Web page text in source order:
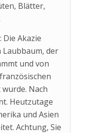
Blätter,
Akazie
Laubbaum, der
und von
Nach
Heutzutage
und Asien
Achtung, Sie